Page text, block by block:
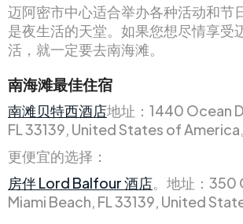
迈阿密市中心适合举办各种活动和节
是夜生活的天堂。如果您想尽情享受
活，就一定要去南海滩。
南海滩最佳住宿
南滩贝特西酒店地址：1440 Ocean
FL 33139, United States of America
更便宜的选择：
房伴 Lord Balfour 酒店。地址：350
Miami Beach, FL 33139, United